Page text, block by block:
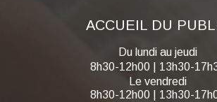
ACCUEIL DU
Du lundi au jeudi
8h30-12h00 | 13h30-
Le vendredi
8h30-12h00 | 13h30-